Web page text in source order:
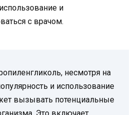
и
с врачом.
несмотря на
и использование
вызывать потенциальные